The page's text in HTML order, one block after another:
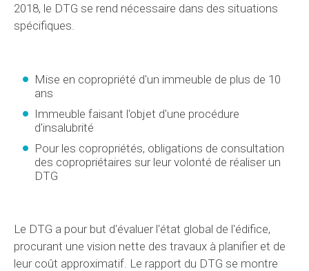
2018, le DTG se rend nécessaire dans des situations
spécifiques.
Mise en copropriété d'un immeuble de plus de 10
ans
Immeuble faisant l'objet d'une procédure
d'insalubrité
Pour les copropriétés, obligations de consultation
des copropriétaires sur leur volonté de réaliser un
DTG
Le DTG a pour but d'évaluer l'état global de l'édifice,
procurant une vision nette des travaux à planifier et de
leur coût approximatif. Le rapport du DTG se montre